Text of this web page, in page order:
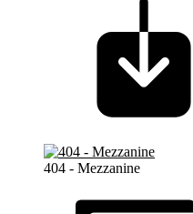
404 - Mezzanine